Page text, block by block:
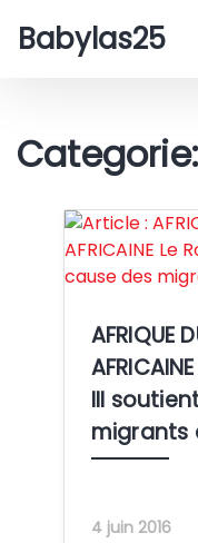
Babylas25
AFRIQUE
III
migrants
4 juin 2016